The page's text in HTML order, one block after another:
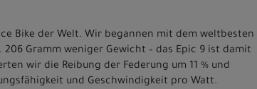
Bike der Welt. Wir begannen mit dem weltbesten
Gramm weniger Gewicht – das Epic 9 ist damit
wir die Reibung der Federung um 11 % und
und Geschwindigkeit pro Watt.